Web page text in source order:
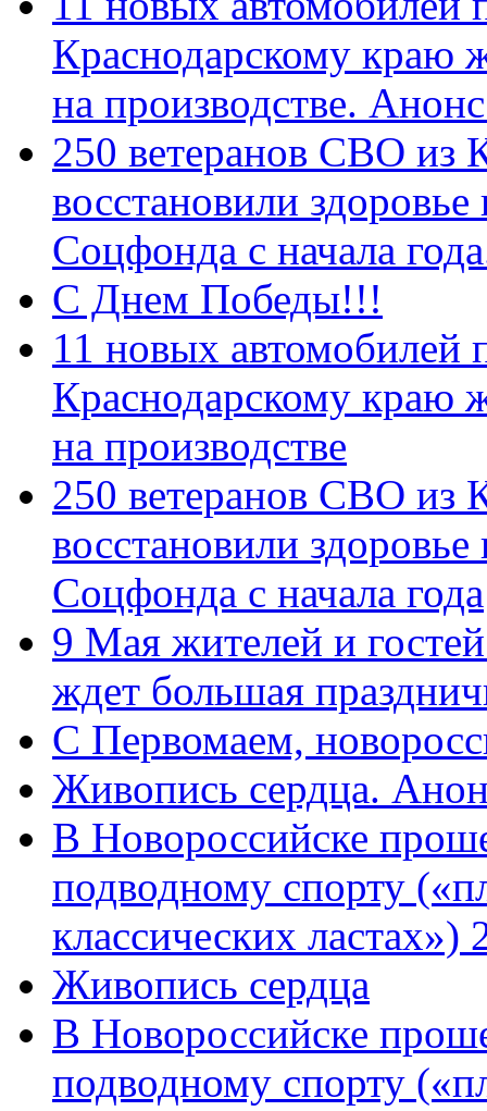
Краснодарскому краю
на производстве.
250 ветеранов СВО из
восстановили
Соцфонда с начала
С Днем Победы!!!
11 новых автомобилей
Краснодарскому краю
на производстве
250 ветеранов СВО из
восстановили
Соцфонда с начала года
9 Мая жителей и
ждет большая
C Первомаем,
Живопись сердца.
В Новороссийске
подводному спорту
классических
Живопись сердца
В Новороссийске
подводному спорту